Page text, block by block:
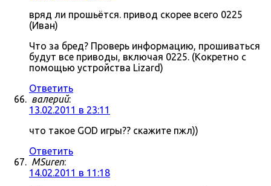
вряд ли прошьётся. привод скорее всего 0225
(Иван)
Что за бред? Проверь информацию, прошиваться
будут все приводы, включая 0225. (Кокретно с
помощью устройства Lizard)
Ответить
валерий:
13.02.2011 в 23:11
что такое GOD игры?? скажите пжл))
Ответить
MSuren:
14.02.2011 в 11:18